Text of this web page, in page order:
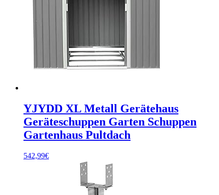
YJYDD XL Metall Gerätehaus
Geräteschuppen Garten Schuppen
Gartenhaus Pultdach
542,99€